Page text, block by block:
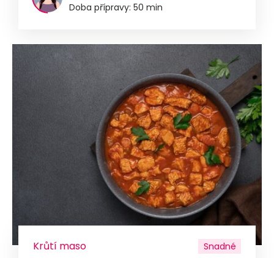
Doba přípravy: 50 min
Krůtí maso Snadné